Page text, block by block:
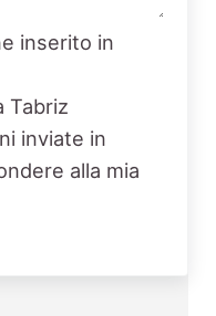
inserito in
Tabriz
inviate in
alla mia